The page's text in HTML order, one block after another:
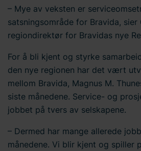
– Mye av veksten er
satsningsområde for Bravida, sier
regiondirektør for Bravidas nye
For å bli kjent og styrke
den nye regionen har det vært
mellom Bravida, Magnus M.
siste månedene. Service- og
jobbet på tvers av selskapene.
– Dermed har mange allerede
månedene. Vi blir kjent og spiller